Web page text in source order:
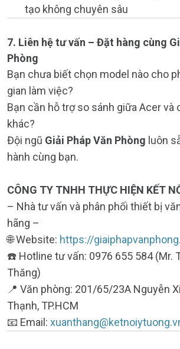
tạo không chuyên sâu
7. Liên hệ tư vấn – Đặt hàng cùng
Phòng
Bạn chưa biết chọn model nào cho
gian làm việc?
Bạn cần hỗ trợ so sánh giữa Acer và
khác?
Đội ngũ Giải Pháp Văn Phòng luôn
hành cùng bạn.
CÔNG TY TNHH THỰC HIỆN KẾT
– Nhà tư vấn và phân phối thiết bị
hãng –
🌐 Website: https://
☎️ Hotline tư vấn: 0976 655 584 (Mr.
Thăng)
📍 Văn phòng: 201/65/23A Nguyễn
Thạnh, TP.HCM
📧 Email: